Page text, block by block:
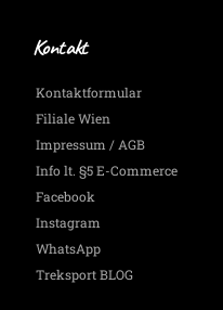
Kontakt
Kontaktformular
Filiale Wien
Impressum / AGB
Info lt. §5 E-Commerce
Facebook
Instagram
WhatsApp
Treksport BLOG